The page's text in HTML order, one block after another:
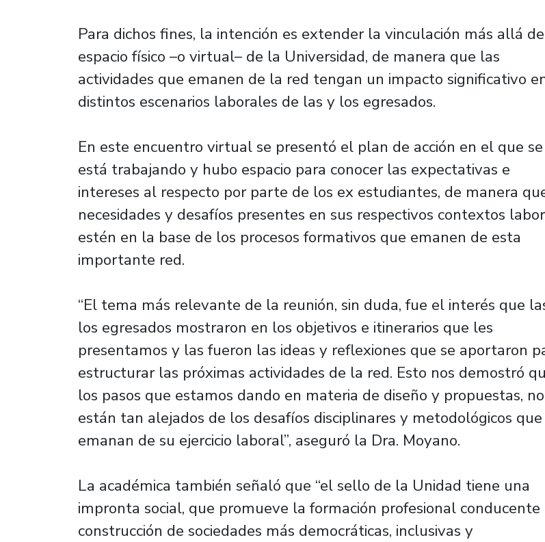
Para dichos fines, la intención es extender la vinculación más allá
espacio físico –o virtual– de la Universidad, de manera que las
actividades que emanen de la red tengan un impacto significativo
distintos escenarios laborales de las y los egresados.
En este encuentro virtual se presentó el plan de acción en el que se
está trabajando y hubo espacio para conocer las expectativas e
intereses al respecto por parte de los ex estudiantes, de manera
necesidades y desafíos presentes en sus respectivos contextos
estén en la base de los procesos formativos que emanen de esta
importante red.
“El tema más relevante de la reunión, sin duda, fue el interés que
los egresados mostraron en los objetivos e itinerarios que les
presentamos y las fueron las ideas y reflexiones que se aportaron
estructurar las próximas actividades de la red. Esto nos demostró
los pasos que estamos dando en materia de diseño y propuestas, no
están tan alejados de los desafíos disciplinares y metodológicos que
emanan de su ejercicio laboral”, aseguró la Dra. Moyano.
La académica también señaló que “el sello de la Unidad tiene una
impronta social, que promueve la formación profesional conducente
construcción de sociedades más democráticas, inclusivas y